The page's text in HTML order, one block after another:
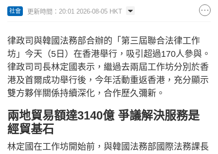
社會 更新時間：20:01 2026-08-05 HKT
律政司與韓國法務部合辦的「第三屆聯合法律工作
坊」今天（5日）在香港舉行，吸引超過170人參與。
律政司司長林定國表示，繼過去兩屆工作坊分別於香
港及首爾成功舉行後，今年活動重返香港，充分顯示
雙方夥伴關係持續深化，合作歷久彌新。
兩地貿易額達3140億 爭議解決服務是
經貿基石
林定國在工作坊開始前，與韓國法務部國際法務課長